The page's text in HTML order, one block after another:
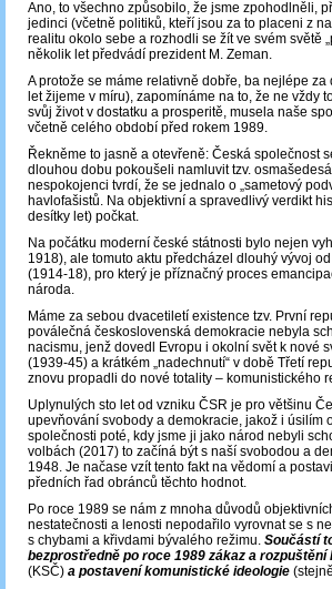
Ano, to všechno způsobilo, že jsme zpohodlněli,
jedinci (včetně politiků, kteří jsou za to placeni z
realitu okolo sebe a rozhodli se žít ve svém světě
několik let předvádí prezident M. Zeman.
A protože se máme relativně dobře, ba nejlépe
let žijeme v míru), zapomínáme na to, že ne vždy
svůj život v dostatku a prosperitě, musela naše
včetně celého období před rokem 1989.
Řekněme to jasně a otevřeně: Česká společnost
dlouhou dobu pokoušeli namluvit tzv.
nespokojenci tvrdí, že se jednalo o „sametový
havlofašistů. Na objektivní a spravedlivý verdikt
desítky let) počkat.
Na počátku moderní české státnosti bylo nejen
1918), ale tomuto aktu předcházel dlouhý vývoj
(1914-18), pro který je příznačný proces
národa.
Máme za sebou dvacetiletí existence tzv. První
poválečná československá demokracie nebyla
nacismu, jenž dovedl Evropu i okolní svět k nové
(1939-45) a krátkém „nadechnutí“ v době Třetí
znovu propadli do nové totality – komunistického
Uplynulých sto let od vzniku ČSR je pro většinu
upevňování svobody a demokracie, jakož i úsilím
společnosti poté, kdy jsme ji jako národ nebyli
volbách (2017) to začíná být s naší svobodou a
1948. Je načase vzít tento fakt na vědomí a
předních řad obránců těchto hodnot.
Po roce 1989 se nám z mnoha důvodů
nestatečnosti a lenosti nepodařilo vyrovnat se s
s chybami a křivdami bývalého režimu. Součástí
bezprostředně po roce 1989 zákaz a
(KSČ) a postavení komunistické ideologie